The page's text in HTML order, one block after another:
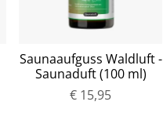
Saunaaufguss Waldluft -
Saunaduft (100 ml)
€ 15,95